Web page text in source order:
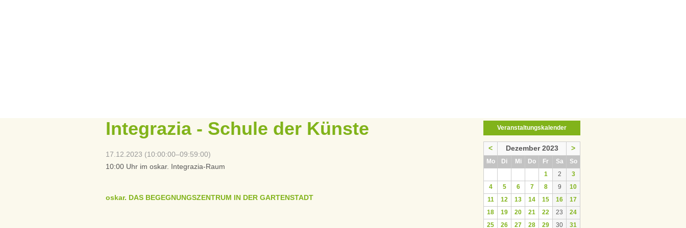
Integrazia - Schule der Künste
17.12.2023 (10:00:00–09:59:00)
10:00 Uhr im oskar. Integrazia-Raum
oskar. DAS BEGEGNUNGSZENTRUM IN DER GARTENSTADT
Veranstaltungskalender
< Dezember 2023 >
Montag
Dienstag
Mittwoch
Donnerstag
Freitag
Samstag
Sonntag
1
2
3
4
5 6 7 8 9
10
11
12 13 14 15 16
17
18
19 20 21 22 23
24
25
26 27 28 29 30 31